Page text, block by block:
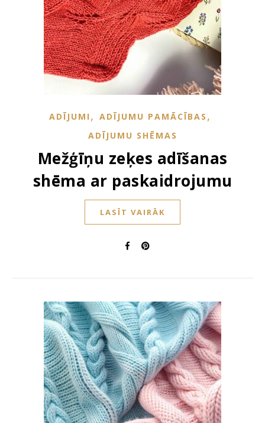
ADĪJUMI , ADĪJUMU PAMĀCĪBAS ,
ADĪJUMU SHĒMAS
Mežģīņu zeķes adīšanas
shēma ar paskaidrojumu
LASĪT VAIRĀK